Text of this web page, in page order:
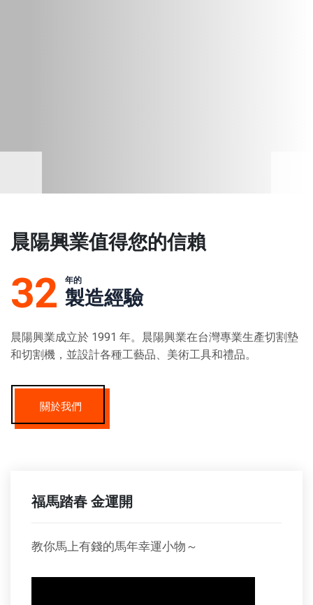
晨陽興業值得您的信賴
32 年的
製造經驗
晨陽興業成立於 1991 年。晨陽興業在台灣專業生產切割墊
和切割機，並設計各種工藝品、美術工具和禮品。
關於我們
福馬踏春 金運開
教你馬上有錢的馬年幸運小物～